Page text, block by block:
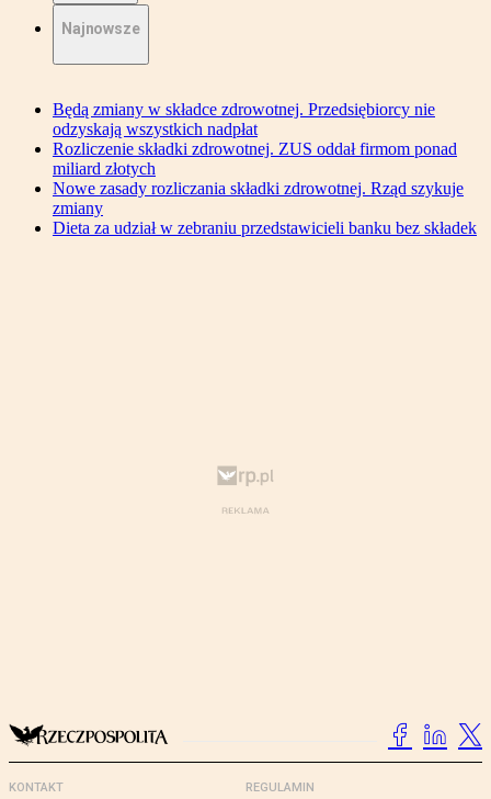
Najnowsze
Będą zmiany w składce zdrowotnej. Przedsiębiorcy nie
odzyskają wszystkich nadpłat
Rozliczenie składki zdrowotnej. ZUS oddał firmom ponad
miliard złotych
Nowe zasady rozliczania składki zdrowotnej. Rząd szykuje
zmiany
Dieta za udział w zebraniu przedstawicieli banku bez składek
KONTAKT REGULAMIN